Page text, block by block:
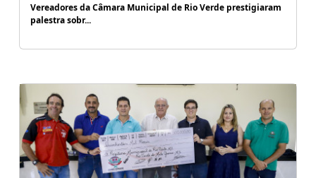
Vereadores da Câmara Municipal de Rio Verde prestigiaram
palestra sobr...